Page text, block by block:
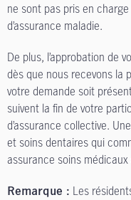
ne sont pas pris en
d’assurance maladie.
De plus, l’approbation de
dès que nous recevons la
votre demande soit
suivent la fin de votre
d’assurance collective.
et soins dentaires qui
assurance soins
Remarque : Les